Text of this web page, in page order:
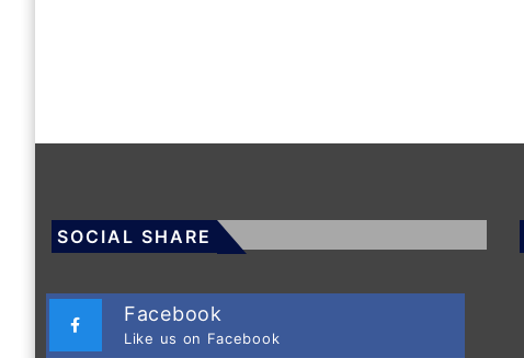
SOCIAL SHARE
Facebook
Like us on Facebook